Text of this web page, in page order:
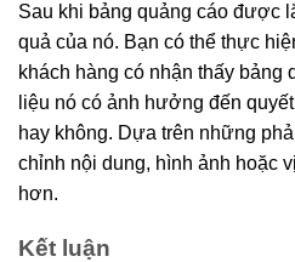
Sau khi bảng quảng cáo được
quả của nó. Bạn có thể thực
khách hàng có nhận thấy bảng
liệu nó có ảnh hưởng đến
hay không. Dựa trên những
chỉnh nội dung, hình ảnh hoặc
hơn.
Kết luận